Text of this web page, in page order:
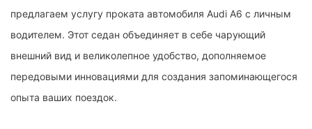
предлагаем услугу проката автомобиля Audi A6 с личным
водителем. Этот седан объединяет в себе чарующий
внешний вид и великолепное удобство, дополняемое
передовыми инновациями для создания запоминающегося
опыта ваших поездок.